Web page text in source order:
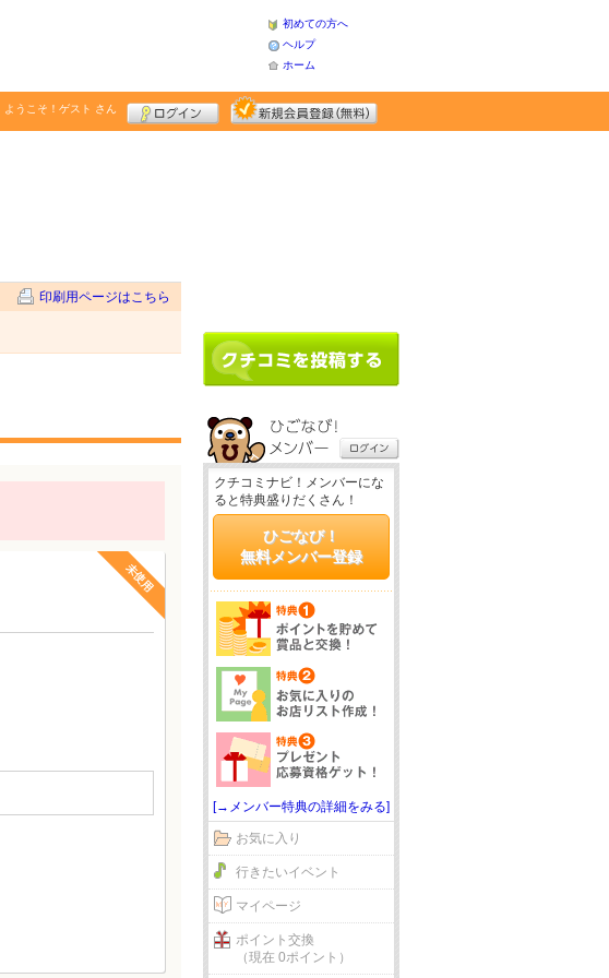
初めての方へ
ヘルプ
ホーム
ようこそ！ ゲスト さん
印刷用ページはこちら
未使用
クチコミナビ！メンバーにな
ると特典盛りだくさん！
ひごなび！
無料メンバー登録
[→メンバー特典の詳細をみる]
お気に入り
行きたいイベント
マイページ
ポイント交換
（現在 0ポイント）